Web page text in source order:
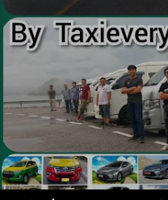
แท็กซี่ ศูนย์แท็กซี่ เบ
แท็กซี่ล่วงหน้า บริกา
บริการรถตู้ van
มาก เรียกใช้บริกา
และต่างจังหวัด รับส่ง
ด่วน เดินทางท่องเที่
บริการทุกกิจกรรมกา
รถใหม่สะอาด บันทึ
ครั้ง